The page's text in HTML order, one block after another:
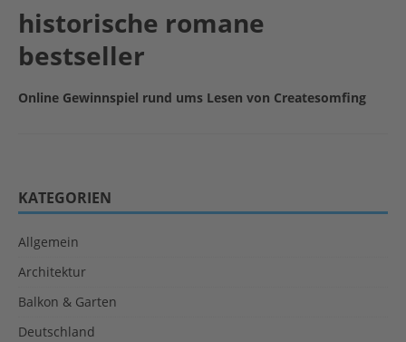
historische romane
bestseller
Online Gewinnspiel rund ums Lesen von Createsomfing
KATEGORIEN
Allgemein
Architektur
Balkon & Garten
Deutschland